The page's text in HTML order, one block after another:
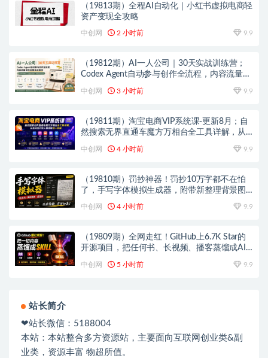
（19813期）全程AI自动化｜小红书虚拟电商轻
资产变现全攻略
中创网 2 小时前 9.9
（19812期）AI一人公司｜30天实战训练营；
Codex Agent自动参与创作全流程，内容流量变
中创网 3 小时前 9.9
（19811期）淘宝电商VIP系统课-更新8月；自
然搜索无界直通车魔方万相台全工具详解，从
中创网 4 小时前 9.9
（19810期）罚抄神器！罚抄10万字都不在怕
了，手写字体模拟生成器，附带新整理背景图
中创网 4 小时前 9.9
（19809期）全网走红！GitHub上6.7K Star的
开源项目，把任何书、长视频、播客蒸馏成AI
中创网 5 小时前 9.9
站长简介
❤站长微信：5188004
本站：本站整合多方资源站，主要面向互联网创业类&副
业类，资源丰富 物超所值。